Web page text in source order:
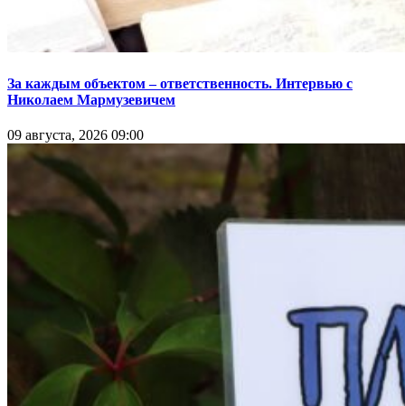
За каждым объектом – ответственность. Интервью с
Николаем Мармузевичем
09 августа, 2026 09:00